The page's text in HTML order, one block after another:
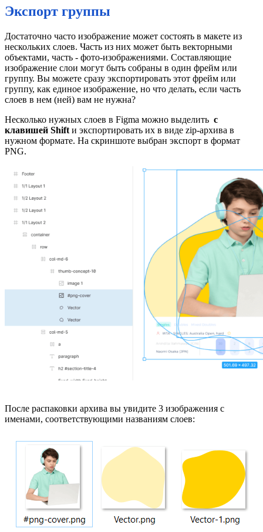
Экспорт группы
Достаточно часто изображение может состоять в макете из
нескольких слоев. Часть из них может быть векторными
объектами, часть - фото-изображениями. Составляющие
изображение слои могут быть собраны в один фрейм или
группу. Вы можете сразу экспортировать этот фрейм или
группу, как единое изображение, но что делать, если часть
слоев в нем (ней) вам не нужна?
Несколько нужных слоев в Figma можно выделить с
клавишей Shift и экспортировать их в виде zip-архива в
нужном формате. На скриншоте выбран экспорт в формат
PNG.
После распаковки архива вы увидите 3 изображения с
именами, соответствующими названиям слоев: